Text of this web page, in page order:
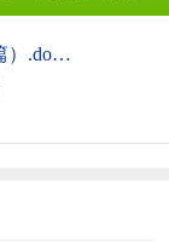
《幼儿园小班语言冬至教案模板（精选10篇）.doc》